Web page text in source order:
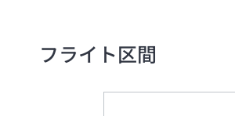
フライト区間